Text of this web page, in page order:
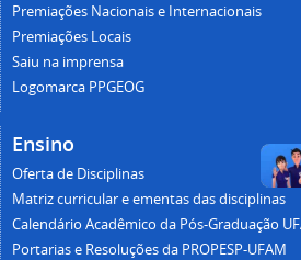
Premiações Nacionais e Internacionais
Premiações Locais
Saiu na imprensa
Logomarca PPGEOG
Ensino
Oferta de Disciplinas
Matriz curricular e ementas das disciplinas
Calendário Acadêmico da Pós-Graduação
Portarias e Resoluções da PROPESP-UFAM